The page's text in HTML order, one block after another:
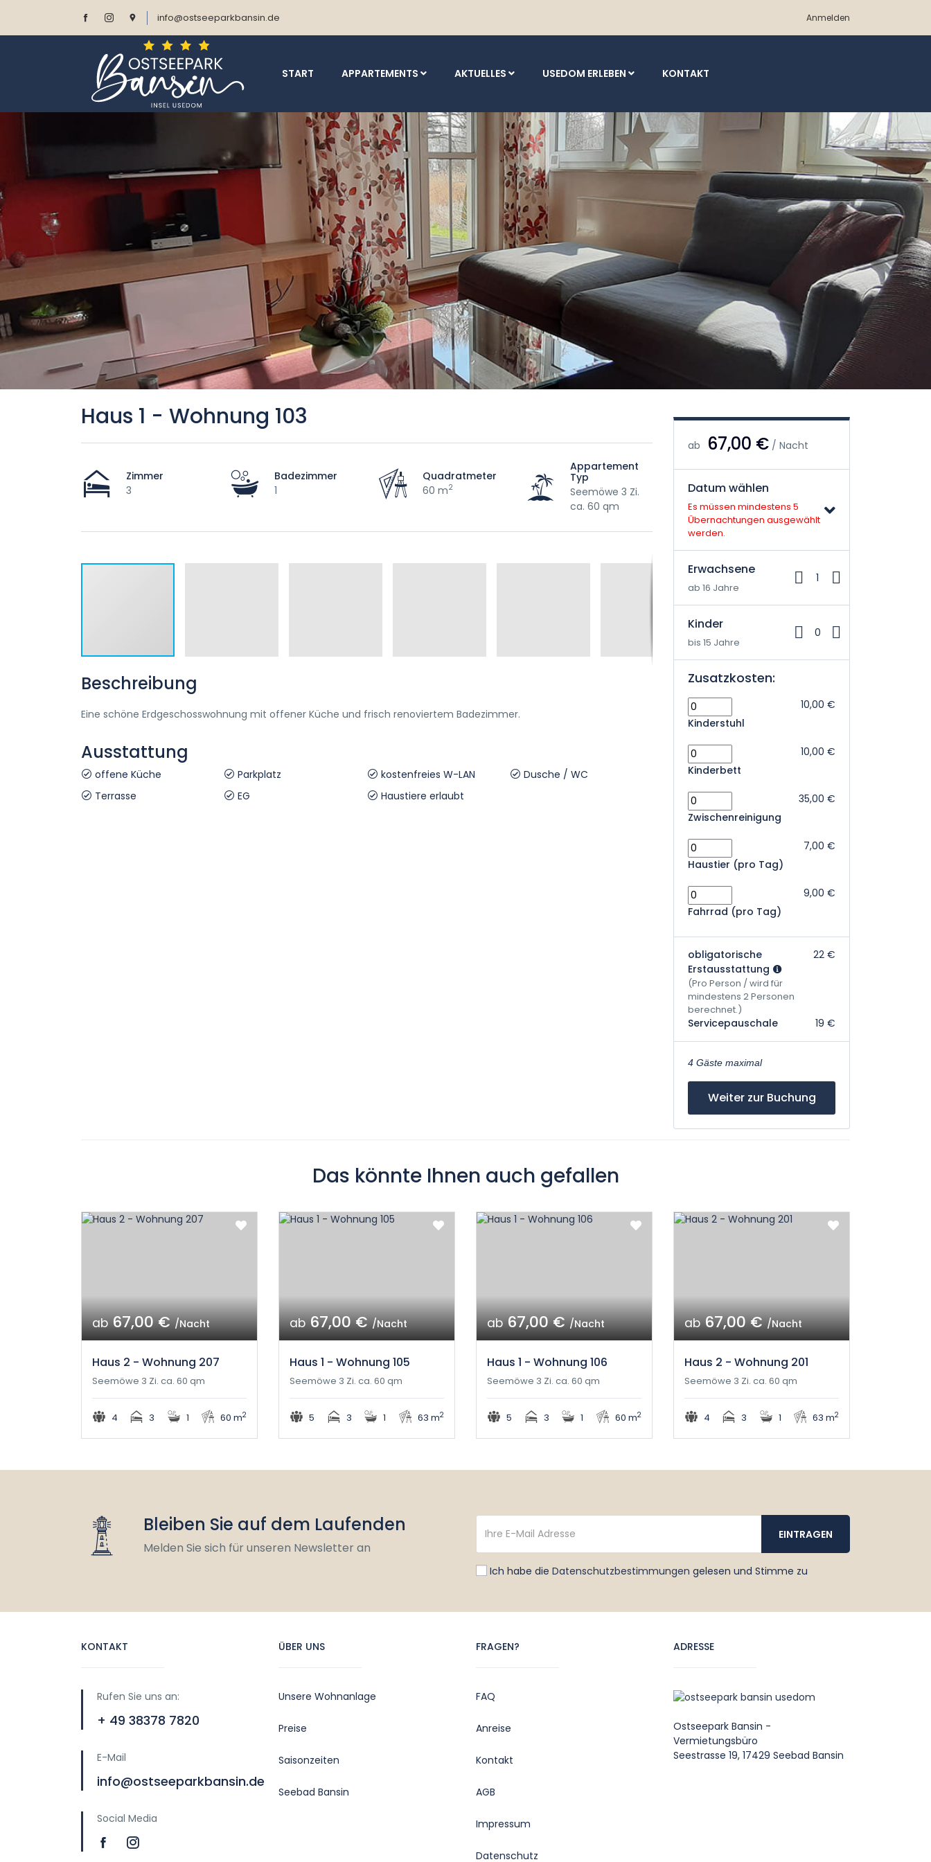
info@ostseeparkbansin.de Anmelden
START APPARTEMENTS AKTUELLES USEDOM ERLEBEN KONTAKT
Haus 1 - Wohnung 103
Zimmer
3
Badezimmer
1
Quadratmeter
60 m2
Appartement
Typ
Seemöwe 3 Zi.
ca. 60 qm
Beschreibung
Eine schöne Erdgeschosswohnung mit offener Küche und frisch renoviertem Badezimmer.
Ausstattung
offene Küche Parkplatz kostenfreies W-LAN
Dusche / WC
Terrasse
EG Haustiere erlaubt
ab 67,00 € / Nacht
Datum wählen
Es müssen mindestens 5
Übernachtungen ausgewählt
werden.
Erwachsene
ab 16 Jahre
1
Kinder
bis 15 Jahre
0
Zusatzkosten:
Kinderstuhl
10,00 €
Kinderbett
10,00 €
Zwischenreinigung
35,00 €
Haustier (pro Tag)
7,00 €
Fahrrad (pro Tag)
9,00 €
obligatorische
Erstausstattung
(Pro Person / wird für
mindestens 2 Personen
berechnet.)
22 €
Servicepauschale 19 €
4 Gäste maximal
Weiter zur Buchung
Das könnte Ihnen auch gefallen
ab67,00 €/Nacht
Haus 2 - Wohnung 207
Seemöwe 3 Zi. ca. 60 qm
4 3 1 60 m2
ab67,00 €/Nacht
Haus 1 - Wohnung 105
Seemöwe 3 Zi. ca. 60 qm
5 3 1 63 m2
ab67,00 €/Nacht
Haus 1 - Wohnung 106
Seemöwe 3 Zi. ca. 60 qm
5 3 1 60 m2
ab67,00 €/Nacht
Haus 2 - Wohnung 201
Seemöwe 3 Zi. ca. 60 qm
4 3 1 63 m2
Bleiben Sie auf dem Laufenden
Melden Sie sich für unseren Newsletter an
Ich habe die Datenschutzbestimmungen gelesen und Stimme zu
KONTAKT
Rufen Sie uns an:
+ 49 38378 7820
E-Mail
info@ostseeparkbansin.de
Social Media
ÜBER UNS
Unsere Wohnanlage
Preise
Saisonzeiten
Seebad Bansin
FRAGEN?
FAQ
Anreise
Kontakt
AGB
Impressum
Datenschutz
ADRESSE
Ostseepark Bansin -
Vermietungsbüro
Seestrasse 19, 17429 Seebad Bansin